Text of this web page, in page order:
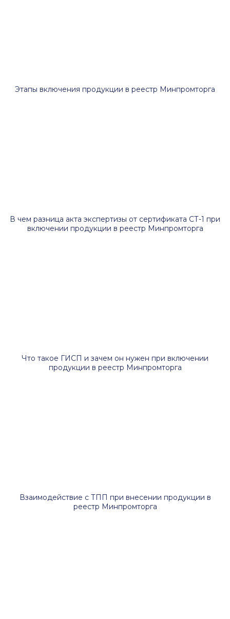
Этапы включения продукции в реестр Минпромторга
В чем разница акта экспертизы от сертификата СТ-1 при
включении продукции в реестр Минпромторга
Что такое ГИСП и зачем он нужен при включении
продукции в реестр Минпромторга
Взаимодействие с ТПП при внесении продукции в
реестр Минпромторга